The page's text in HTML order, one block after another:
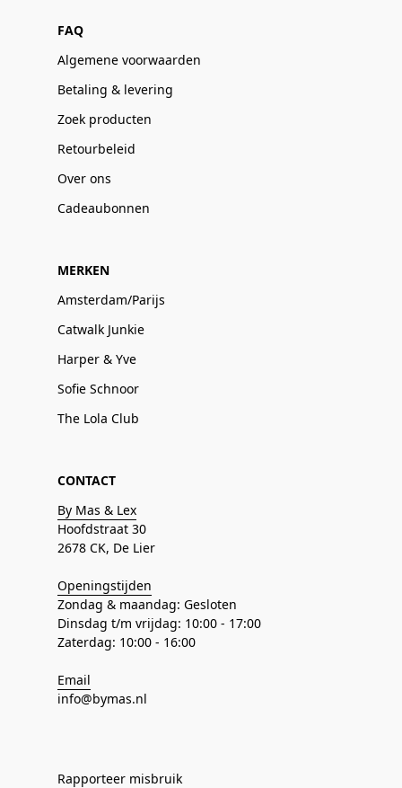
FAQ
Algemene voorwaarden
Betaling & levering
Zoek producten
Retourbeleid
Over ons
Cadeaubonnen
MERKEN
Amsterdam/Parijs
Catwalk Junkie
Harper & Yve
Sofie Schnoor
The Lola Club
CONTACT
By Mas & Lex
Hoofdstraat 30
2678 CK, De Lier
Openingstijden
Zondag & maandag: Gesloten
Dinsdag t/m vrijdag: 10:00 - 17:00
Zaterdag: 10:00 - 16:00
Email
info@bymas.nl
Rapporteer misbruik